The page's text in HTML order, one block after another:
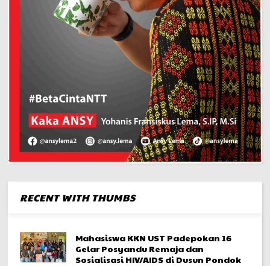
RECENT WITH THUMBS
Mahasiswa KKN UST Padepokan 16
Gelar Posyandu Remaja dan
Sosialisasi HIV/AIDS di Dusun Pondok